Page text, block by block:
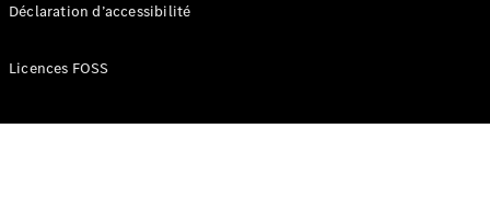
Déclaration d’accessibilité
Licences FOSS